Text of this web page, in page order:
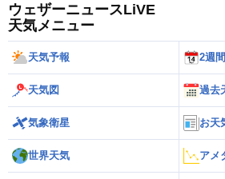
ウェザーニュースLiVE
天気メニュー
天気予報 2週
天気図 過去
気象衛星 お天
世界天気 アメ